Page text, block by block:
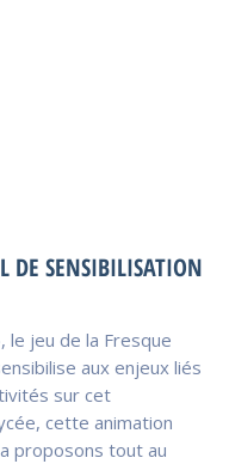
DE SENSIBILISATION
le jeu de la Fresque
aux enjeux liés
sur cet
cette animation
proposons tout au